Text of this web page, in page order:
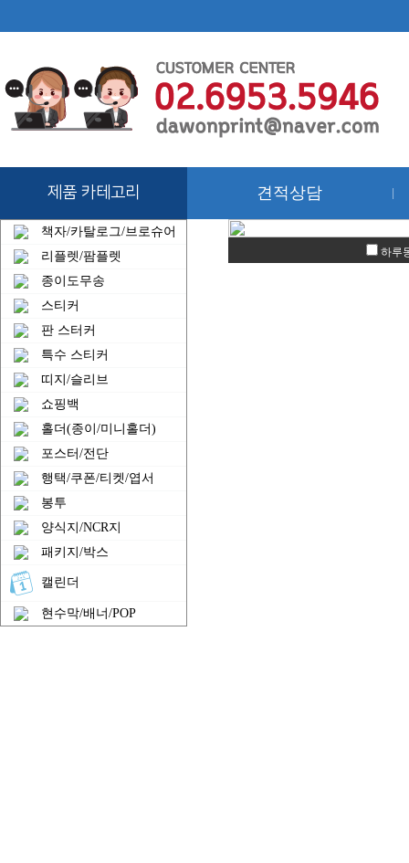
제품 카테고리 견적상담
책자/카탈로그/브로슈어
리플렛/팜플렛
종이도무송
스티커
판 스터커
특수 스티커
띠지/슬리브
쇼핑백
홀더(종이/미니홀더)
포스터/전단
행택/쿠폰/티켓/엽서
봉투
양식지/NCR지
패키지/박스
캘린더
현수막/배너/POP
하루